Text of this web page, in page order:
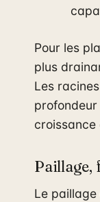
Pour les
plus
Les
croissance
Le